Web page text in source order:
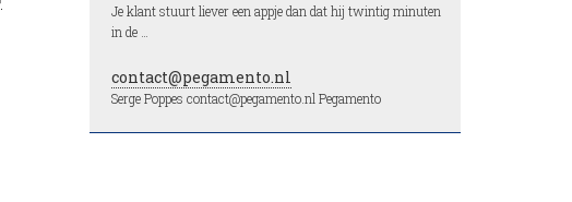
Je klant stuurt liever een appje dan dat hij twintig minuten
in de …
contact@pegamento.nl
Serge Poppes contact@pegamento.nl Pegamento